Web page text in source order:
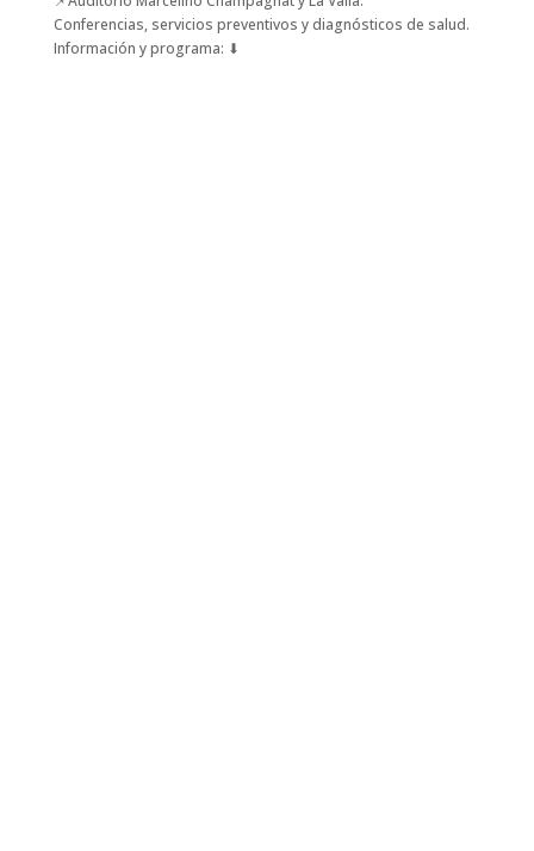
Conferencias, servicios preventivos y diagnósticos de salud.
Información y programa: ⬇